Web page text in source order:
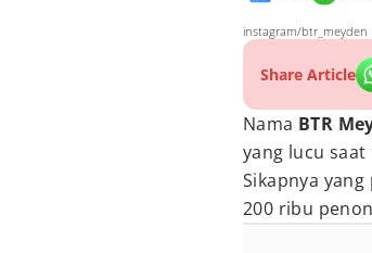
instagram/btr_meyden
Share Article
Nama BTR
yang lucu saat
Sikapnya
200 ribu